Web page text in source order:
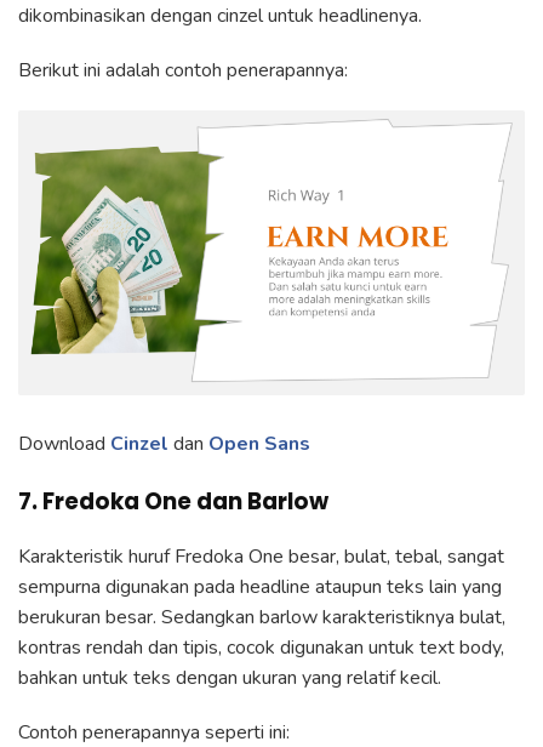
dikombinasikan dengan cinzel untuk headlinenya.
Berikut ini adalah contoh penerapannya:
Download Cinzel dan Open Sans
7. Fredoka One dan Barlow
Karakteristik huruf Fredoka One besar, bulat, tebal, sangat
sempurna digunakan pada headline ataupun teks lain yang
berukuran besar. Sedangkan barlow karakteristiknya bulat,
kontras rendah dan tipis, cocok digunakan untuk text body,
bahkan untuk teks dengan ukuran yang relatif kecil.
Contoh penerapannya seperti ini: